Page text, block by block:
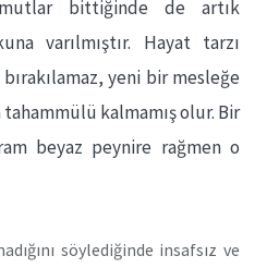
bittiğinde de artık
varılmıştır. Hayat tarzı
yeni bir mesleğe
kalmamış olur. Bir
beyaz peynire rağmen o
söylediğinde insafsız ve